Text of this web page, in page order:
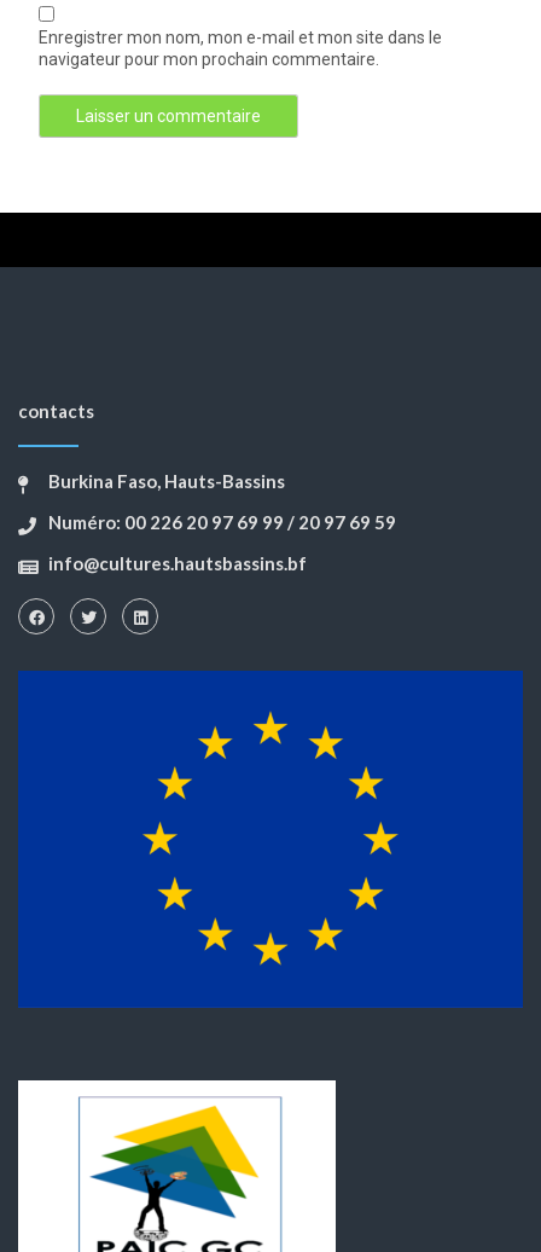
Enregistrer mon nom, mon e-mail et mon site dans le
navigateur pour mon prochain commentaire.
contacts
Burkina Faso, Hauts-Bassins
Numéro: 00 226 20 97 69 99 / 20 97 69 59
info@cultures.hautsbassins.bf